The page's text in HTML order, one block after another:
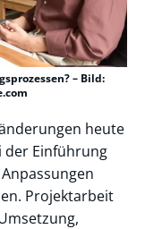
– Bild:
heute
der Einführung
Projektarbeit